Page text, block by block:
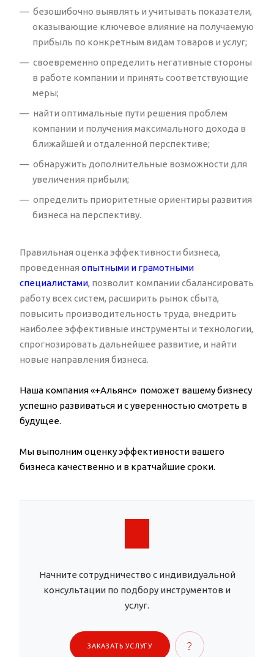
безошибочно выявлять и учитывать показатели,
оказывающие ключевое влияние на получаемую
прибыль по конкретным видам товаров и услуг;
своевременно определить негативные стороны
в работе компании и принять соответствующие
меры;
найти оптимальные пути решения проблем
компании и получения максимального дохода в
ближайшей и отдаленной перспективе;
обнаружить дополнительные возможности для
увеличения прибыли;
определить приоритетные ориентиры развития
бизнеса на перспективу.
Правильная оценка эффективности бизнеса,
проведенная опытными и грамотными
специалистами, позволит компании сбалансировать
работу всех систем, расширить рынок сбыта,
повысить производительность труда, внедрить
наиболее эффективные инструменты и технологии,
спрогнозировать дальнейшее развитие, и найти
новые направления бизнеса.
Наша компания «+Альянс» поможет вашему бизнесу
успешно развиваться ис уверенностью смотреть в
будущее.
Мы выполним оценку эффективности вашего
бизнеса качественно и в кратчайшие сроки.
Начните сотрудничество с индивидуальной
консультации по подбору инструментов и
услуг.
ЗАКАЗАТЬ УСЛУГУ